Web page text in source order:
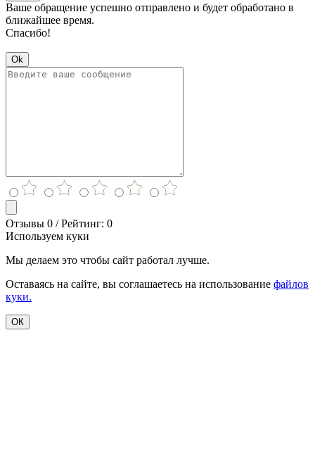
Ваше обращение успешно отправлено и будет обработано в
ближайшее время.
Спасибо!
Ok
Отзывы 0 / Рейтинг: 0
Используем куки
Мы делаем это чтобы сайт работал лучше.
Оставаясь на сайте, вы соглашаетесь на использование файлов
куки.
ОК